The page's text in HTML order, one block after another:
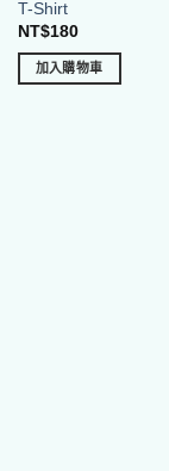
T-Shirt
NT$180
加入購物車